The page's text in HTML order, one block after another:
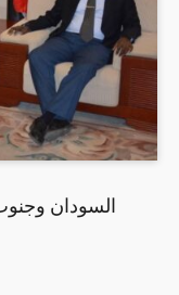
السودان